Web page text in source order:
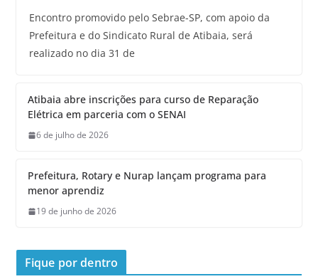
Encontro promovido pelo Sebrae-SP, com apoio da
Prefeitura e do Sindicato Rural de Atibaia, será
realizado no dia 31 de
Atibaia abre inscrições para curso de Reparação
Elétrica em parceria com o SENAI
6 de julho de 2026
Prefeitura, Rotary e Nurap lançam programa para
menor aprendiz
19 de junho de 2026
Fique por dentro